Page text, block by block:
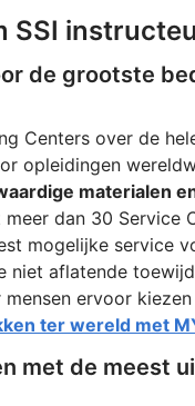
SSI
de grootste
Centers over de
opleidingen
materialen
meer dan 30 Service
mogelijke service
aflatende
ervoor
ter wereld met
met de meest